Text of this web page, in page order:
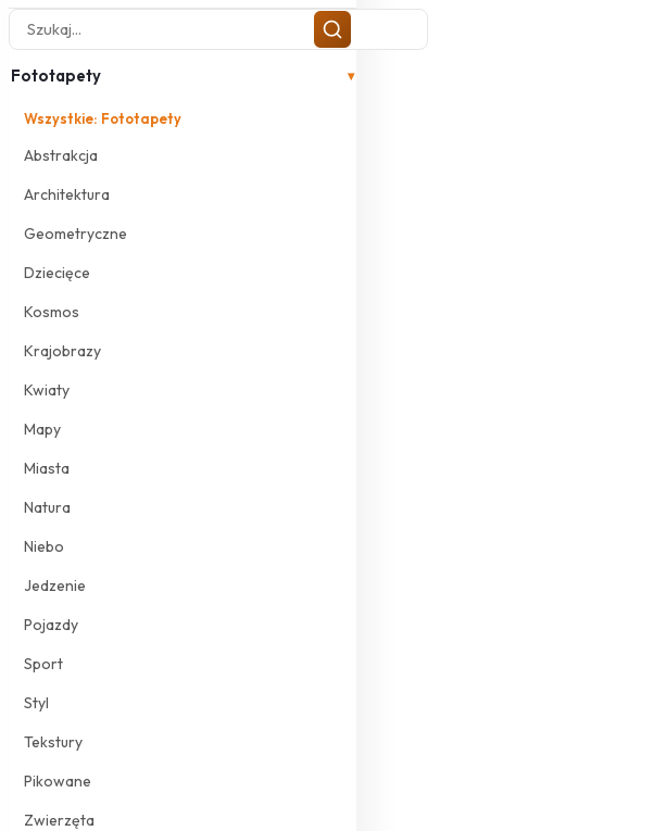
Fototapety ▾
Wszystkie: Fototapety
Abstrakcja
Architektura
Geometryczne
Dziecięce
Kosmos
Krajobrazy
Kwiaty
Mapy
Miasta
Natura
Niebo
Jedzenie
Pojazdy
Sport
Styl
Tekstury
Pikowane
Zwierzęta